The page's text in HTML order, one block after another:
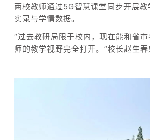
两校教师通过5G智慧课堂同步开展
实录与学情数据。
“过去教研局限于校内，现在能和省
师的教学视野完全打开。”校长赵生春